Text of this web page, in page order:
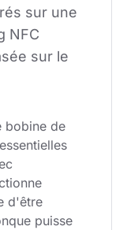
sur une
NFC
sur le
bobine de
d'être
puisse